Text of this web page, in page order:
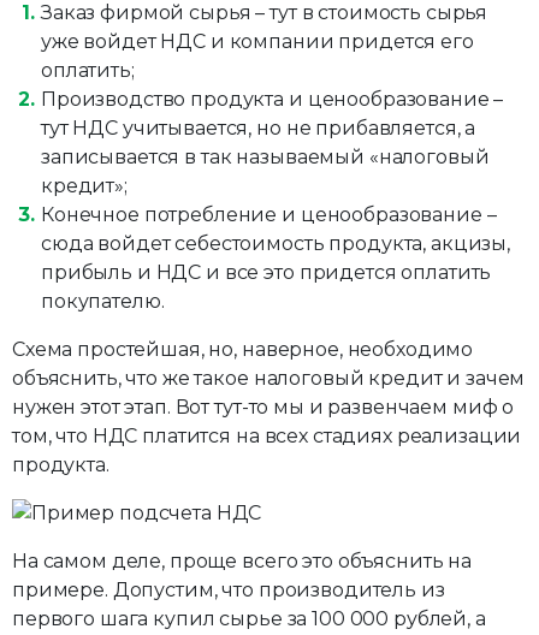
Заказ фирмой сырья – тут в стоимость сырья
уже войдет НДС и компании придется его
оплатить;
Производство продукта и ценообразование –
тут НДС учитывается, но не прибавляется, а
записывается в так называемый «налоговый
кредит»;
Конечное потребление и ценообразование –
сюда войдет себестоимость продукта, акцизы,
прибыль и НДС и все это придется оплатить
покупателю.
Схема простейшая, но, наверное, необходимо
объяснить, что же такое налоговый кредит и зачем
нужен этот этап. Вот тут-то мы и развенчаем миф о
том, что НДС платится на всех стадиях реализации
продукта.
На самом деле, проще всего это объяснить на
примере. Допустим, что производитель из
первого шага купил сырье за 100 000 рублей, а